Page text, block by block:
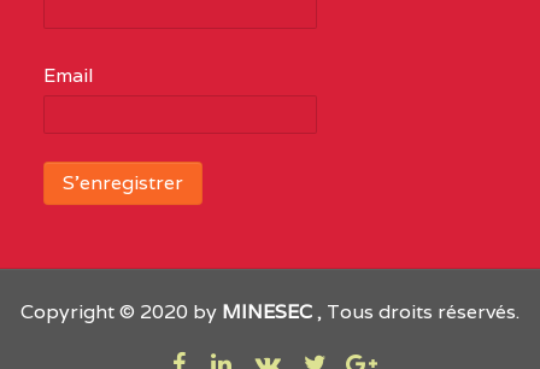
Email
Copyright © 2020 by MINESEC, Tous droits réservés.